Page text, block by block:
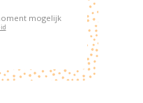
mogelijk